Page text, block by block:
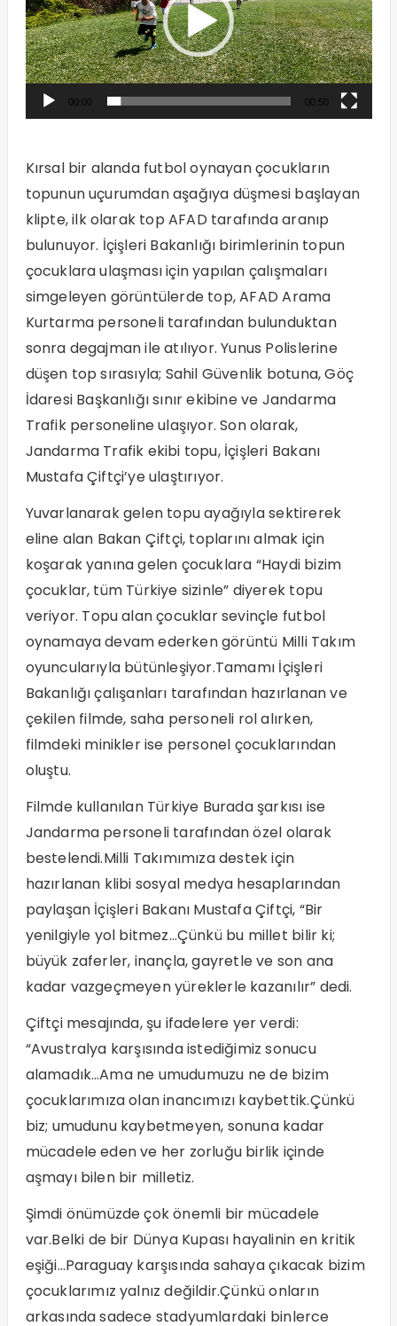
00:00 00:50
Kırsal bir alanda futbol oynayan çocukların
topunun uçurumdan aşağıya düşmesi başlayan
klipte, ilk olarak top AFAD tarafında aranıp
bulunuyor. İçişleri Bakanlığı birimlerinin topun
çocuklara ulaşması için yapılan çalışmaları
simgeleyen görüntülerde top, AFAD Arama
Kurtarma personeli tarafından bulunduktan
sonra degajman ile atılıyor. Yunus Polislerine
düşen top sırasıyla; Sahil Güvenlik botuna, Göç
İdaresi Başkanlığı sınır ekibine ve Jandarma
Trafik personeline ulaşıyor. Son olarak,
Jandarma Trafik ekibi topu, İçişleri Bakanı
Mustafa Çiftçi’ye ulaştırıyor.
Yuvarlanarak gelen topu ayağıyla sektirerek
eline alan Bakan Çiftçi, toplarını almak için
koşarak yanına gelen çocuklara “Haydi bizim
çocuklar, tüm Türkiye sizinle” diyerek topu
veriyor. Topu alan çocuklar sevinçle futbol
oynamaya devam ederken görüntü Milli Takım
oyuncularıyla bütünleşiyor.Tamamı İçişleri
Bakanlığı çalışanları tarafından hazırlanan ve
çekilen filmde, saha personeli rol alırken,
filmdeki minikler ise personel çocuklarından
oluştu.
Filmde kullanılan Türkiye Burada şarkısı ise
Jandarma personeli tarafından özel olarak
bestelendi.Milli Takımımıza destek için
hazırlanan klibi sosyal medya hesaplarından
paylaşan İçişleri Bakanı Mustafa Çiftçi, “Bir
yenilgiyle yol bitmez…Çünkü bu millet bilir ki;
büyük zaferler, inançla, gayretle ve son ana
kadar vazgeçmeyen yüreklerle kazanılır” dedi.
Çiftçi mesajında, şu ifadelere yer verdi:
“Avustralya karşısında istediğimiz sonucu
alamadık…Ama ne umudumuzu ne de bizim
çocuklarımıza olan inancımızı kaybettik.Çünkü
biz; umudunu kaybetmeyen, sonuna kadar
mücadele eden ve her zorluğu birlik içinde
aşmayı bilen bir milletiz.
Şimdi önümüzde çok önemli bir mücadele
var.Belki de bir Dünya Kupası hayalinin en kritik
eşiği…Paraguay karşısında sahaya çıkacak bizim
çocuklarımız yalnız değildir.Çünkü onların
arkasında sadece stadyumlardaki binlerce